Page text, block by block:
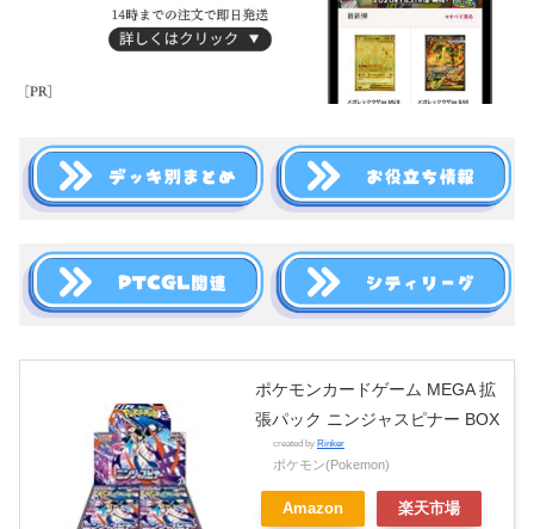
ポケモンカードゲーム MEGA 拡
張パック ニンジャスピナー BOX
created by Rinker
ポケモン(Pokemon)
Amazon 楽天市場